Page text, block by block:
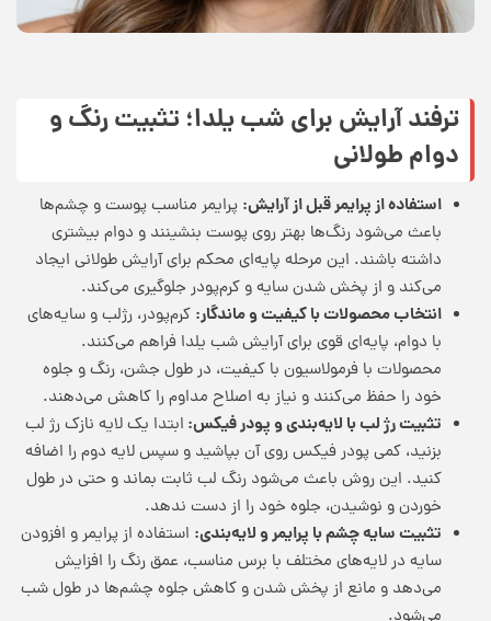
ترفند آرایش برای شب یلدا؛ تثبیت رنگ و
دوام طولانی
استفاده از پرایمر قبل از آرایش: پرایمر مناسب پوست و چشم‌ها
باعث می‌شود رنگ‌ها بهتر روی پوست بنشینند و دوام بیشتری
داشته باشند. این مرحله پایه‌ای محکم برای آرایش طولانی ایجاد
می‌کند و از پخش شدن سایه و کرم‌پودر جلوگیری می‌کند.
انتخاب محصولات با کیفیت و ماندگار: کرم‌پودر، رژلب و سایه‌های
با دوام، پایه‌ای قوی برای آرایش شب یلدا فراهم می‌کنند.
محصولات با فرمولاسیون با کیفیت، در طول جشن، رنگ و جلوه
خود را حفظ می‌کنند و نیاز به اصلاح مداوم را کاهش می‌دهند.
تثبیت رژ لب با لایه‌بندی و پودر فیکس: ابتدا یک لایه نازک رژ لب
بزنید، کمی پودر فیکس روی آن بپاشید و سپس لایه دوم را اضافه
کنید. این روش باعث می‌شود رنگ لب ثابت بماند و حتی در طول
خوردن و نوشیدن، جلوه خود را از دست ندهد.
تثبیت سایه چشم با پرایمر و لایه‌بندی: استفاده از پرایمر و افزودن
سایه در لایه‌های مختلف با برس مناسب، عمق رنگ را افزایش
می‌دهد و مانع از پخش شدن و کاهش جلوه چشم‌ها در طول شب